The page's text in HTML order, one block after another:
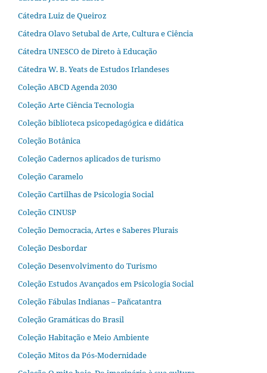
Cátedra Luiz de Queiroz
Cátedra Olavo Setubal de Arte, Cultura e Ciência
Cátedra UNESCO de Direto à Educação
Cátedra W. B. Yeats de Estudos Irlandeses
Coleção ABCD Agenda 2030
Coleção Arte Ciência Tecnologia
Coleção biblioteca psicopedagógica e didática
Coleção Botânica
Coleção Cadernos aplicados de turismo
Coleção Caramelo
Coleção Cartilhas de Psicologia Social
Coleção CINUSP
Coleção Democracia, Artes e Saberes Plurais
Coleção Desbordar
Coleção Desenvolvimento do Turismo
Coleção Estudos Avançados em Psicologia Social
Coleção Fábulas Indianas – Pañcatantra
Coleção Gramáticas do Brasil
Coleção Habitação e Meio Ambiente
Coleção Mitos da Pós-Modernidade